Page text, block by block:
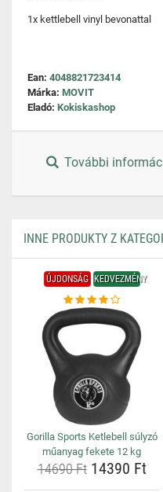
1x kettlebell vinyl bevonattal
Ean: 4048821723414
Márka: MOVIT
Eladó: Kokiskashop
További
INNE PRODUKTY Z
ÚJDONSÁG KEDVEZMÉNY
Gorilla Sports Ketlebell súlyzó
műanyag fekete 12 kg
14690 Ft14390 Ft